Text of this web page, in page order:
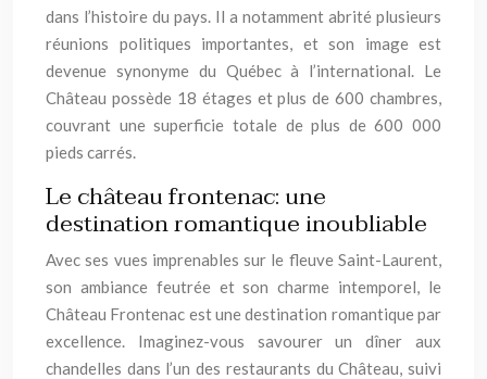
dans l’histoire du pays. Il a notamment abrité plusieurs
réunions politiques importantes, et son image est
devenue synonyme du Québec à l’international. Le
Château possède 18 étages et plus de 600 chambres,
couvrant une superficie totale de plus de 600 000
pieds carrés.
Le château frontenac: une
destination romantique inoubliable
Avec ses vues imprenables sur le fleuve Saint-Laurent,
son ambiance feutrée et son charme intemporel, le
Château Frontenac est une destination romantique par
excellence. Imaginez-vous savourer un dîner aux
chandelles dans l’un des restaurants du Château, suivi